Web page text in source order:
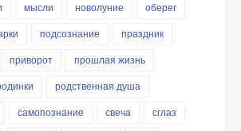
мысли новолуние
оберег
подсознание
праздник
приворот
прошлая жизнь
родственная душа
самопознание свеча
сглаз